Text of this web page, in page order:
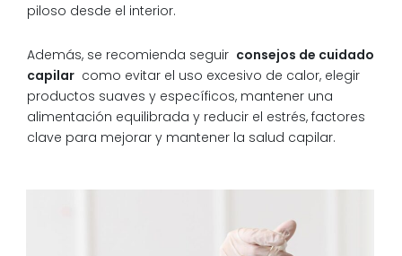
piloso desde el interior.
Además, se recomienda seguir consejos de cuidado
capilar como evitar el uso excesivo de calor, elegir
productos suaves y específicos, mantener una
alimentación equilibrada y reducir el estrés, factores
clave para mejorar y mantener la salud capilar.